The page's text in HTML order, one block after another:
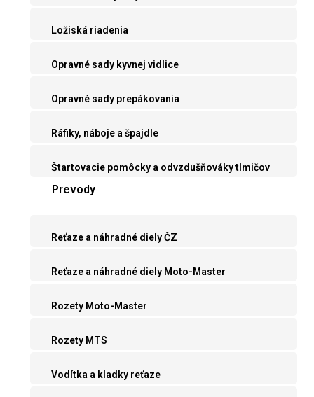
Ložiská riadenia
Opravné sady kyvnej vidlice
Opravné sady prepákovania
Ráfiky, náboje a špajdle
Štartovacie pomôcky a odvzdušňováky tlmičov
Prevody
Reťaze a náhradné diely ČZ
Reťaze a náhradné diely Moto-Master
Rozety Moto-Master
Rozety MTS
Vodítka a kladky reťaze